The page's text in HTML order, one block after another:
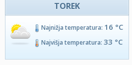
TOREK
Najnižja temperatura: 16 °C
Najvišja temperatura: 33 °C